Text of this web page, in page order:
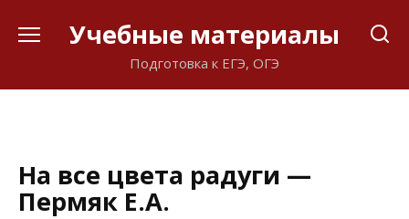
Учебные материалы
Подготовка к ЕГЭ, ОГЭ
На все цвета радуги —
Пермяк Е.А.